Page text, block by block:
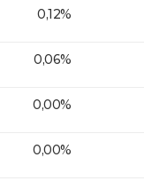
0,12%
0,06%
0,00%
0,00%